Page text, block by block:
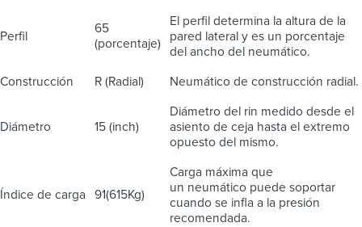
Perfil
65
(porcentaje)
El perfil determina la altura de la
pared lateral y es un porcentaje
del ancho del neumático.
Construcción R (Radial) Neumático de construcción radial.
Diámetro 15 (inch)
Diámetro del rin medido desde el
asiento de ceja hasta el extremo
opuesto del mismo.
Índice de carga 91(615Kg)
Carga máxima que
un neumático puede soportar
cuando se infla a la presión
recomendada.